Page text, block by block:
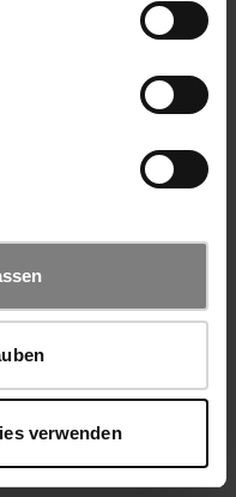
verwenden